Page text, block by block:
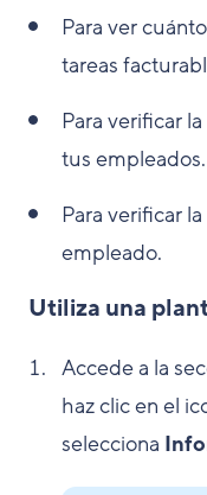
Para ver
tareas
Para verificar
tus empleados.
Para verificar
empleado.
Utiliza una
Accede a la
haz clic en el
selecciona